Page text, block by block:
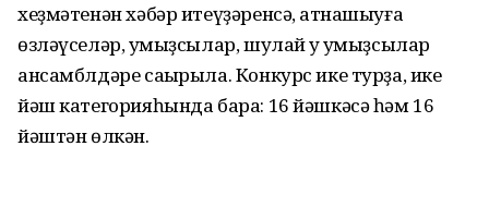
хеҙмәтенән хәбәр итеүҙәренсә, ҡатнашыуға
өзләүселәр, ҡумыҙсылар, шулай уҡ ҡумыҙсылар
ансамблдәре саҡырыла. Конкурс ике турҙа, ике
йәш категорияһында бара: 16 йәшкәсә һәм 16
йәштән өлкән.